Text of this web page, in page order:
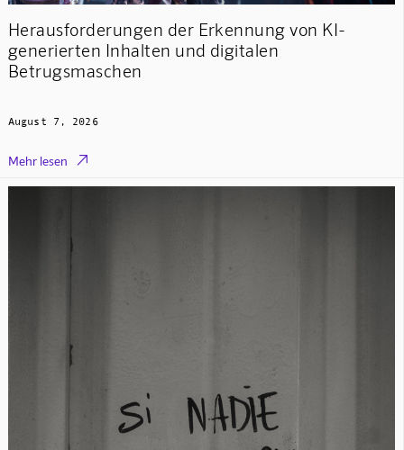
Herausforderungen der Erkennung von KI-
generierten Inhalten und digitalen
Betrugsmaschen
August 7, 2026
Mehr lesen 